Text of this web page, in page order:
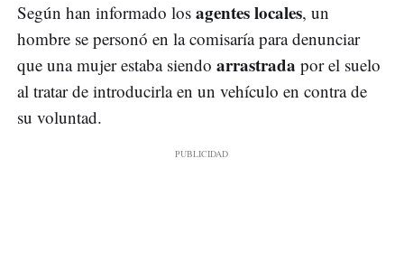
Según han informado los agentes locales, un
hombre se personó en la comisaría para denunciar
que una mujer estaba siendo arrastrada por el suelo
al tratar de introducirla en un vehículo en contra de
su voluntad.